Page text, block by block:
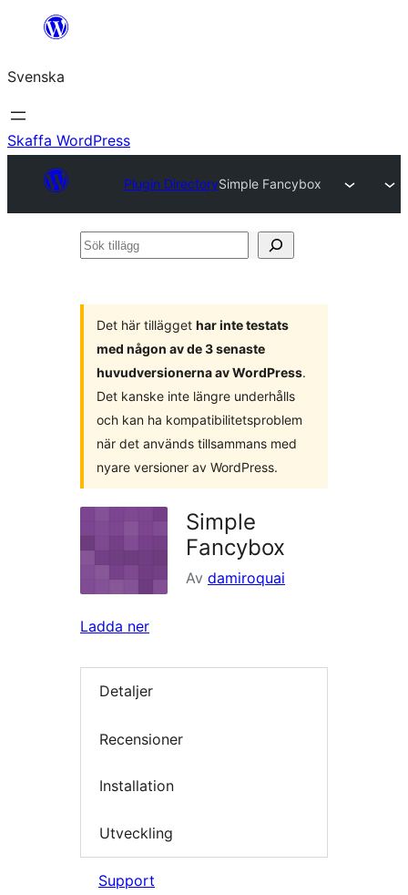
Hoppa
innehåll
Svenska
Skaffa WordPress
Plugin DirectorySimple Fancybox
Sök
Det här tillägget har inte testats
med någon av de 3 senaste
huvudversionerna av WordPress.
Det kanske inte längre underhålls
och kan ha kompatibilitetsproblem
när det används tillsammans med
nyare versioner av WordPress.
Simple
Fancybox
Av damiroquai
Ladda ner
Detaljer
Recensioner
Installation
Utveckling
Support